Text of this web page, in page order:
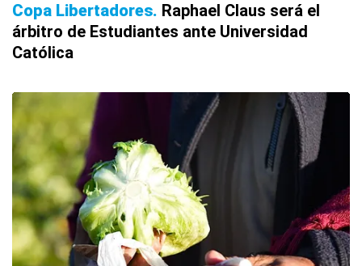
Copa Libertadores Raphael Claus será el
árbitro de Estudiantes ante Universidad
Católica